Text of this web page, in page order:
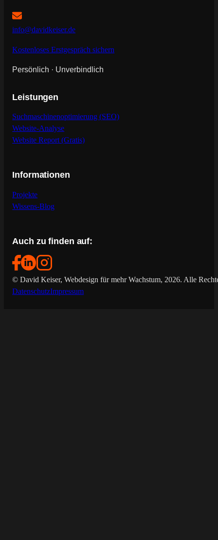
info@davidkeiser.de
Kostenloses Erstgespräch sichern
Persönlich · Unverbindlich
Leistungen
Suchmaschinenoptimierung (SEO)
Website-Analyse
Website Report (Gratis)
Informationen
Projekte
Wissens-Blog
Auch zu finden auf:
© David Keiser, Webdesign für mehr Wachstum, 2026. Alle
DatenschutzImpressum